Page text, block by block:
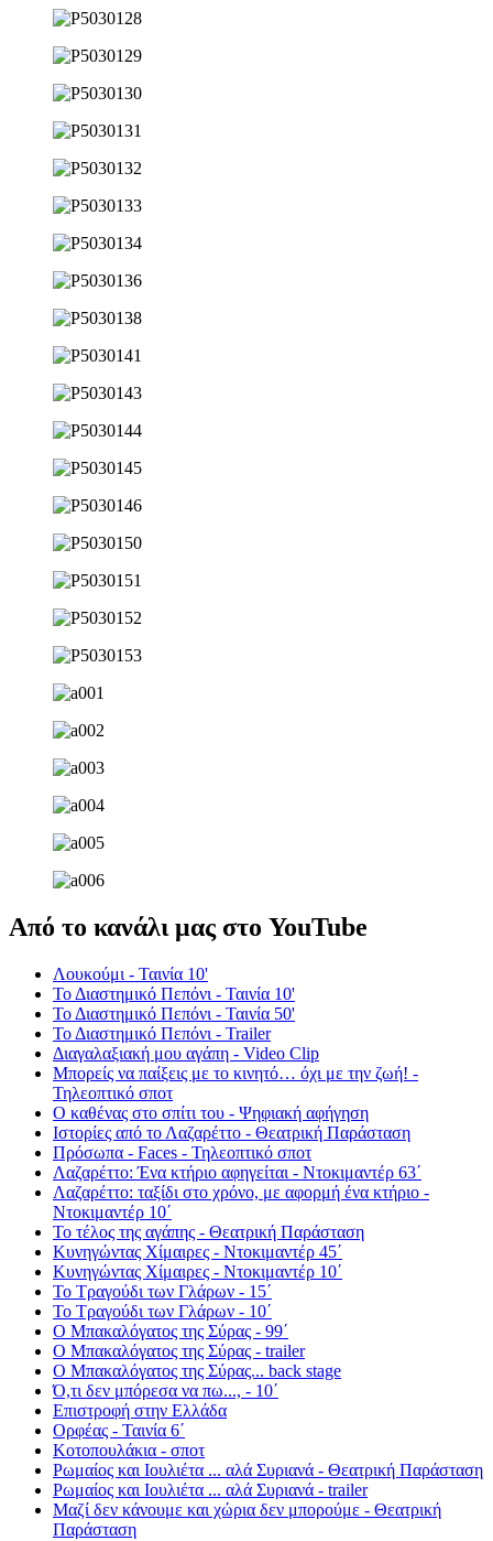
Από το κανάλι μας στο YouTube
Λουκούμι - Ταινία 10'
Το Διαστημικό Πεπόνι - Ταινία 10'
Το Διαστημικό Πεπόνι - Ταινία 50'
Το Διαστημικό Πεπόνι - Trailer
Διαγαλαξιακή μου αγάπη - Video Clip
Μπορείς να παίξεις με το κινητό… όχι με την ζωή! -
Τηλεοπτικό σποτ
Ο καθένας στο σπίτι του - Ψηφιακή αφήγηση
Ιστορίες από το Λαζαρέττο - Θεατρική Παράσταση
Πρόσωπα - Faces - Τηλεοπτικό σποτ
Λαζαρέττο: Ένα κτήριο αφηγείται - Ντοκιμαντέρ 63΄
Λαζαρέττο: ταξίδι στο χρόνο, με αφορμή ένα κτήριο -
Ντοκιμαντέρ 10΄
Το τέλος της αγάπης - Θεατρική Παράσταση
Κυνηγώντας Χίμαιρες - Ντοκιμαντέρ 45΄
Κυνηγώντας Χίμαιρες - Ντοκιμαντέρ 10΄
Το Τραγούδι των Γλάρων - 15΄
Το Τραγούδι των Γλάρων - 10΄
Ο Μπακαλόγατος της Σύρας - 99΄
Ο Μπακαλόγατος της Σύρας - trailer
Ο Μπακαλόγατος της Σύρας... back stage
Ό,τι δεν μπόρεσα να πω..., - 10΄
Επιστροφή στην Ελλάδα
Ορφέας - Ταινία 6΄
Κοτοπουλάκια - σποτ
Ρωμαίος και Ιουλιέτα ... αλά Συριανά - Θεατρική Παράσταση
Ρωμαίος και Ιουλιέτα ... αλά Συριανά - trailer
Μαζί δεν κάνουμε και χώρια δεν μπορούμε - Θεατρική
Παράσταση